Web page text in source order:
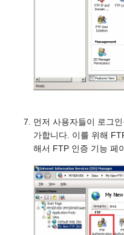
먼저 사용자들이 로그
가합니다. 이를 위해
해서 FTP 인증 기능 페